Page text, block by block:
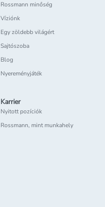
Rossmann minőség
Víziónk
Egy zöldebb világért
Sajtószoba
Blog
Nyereményjáték
Karrier
Nyitott pozíciók
Rossmann, mint munkahely